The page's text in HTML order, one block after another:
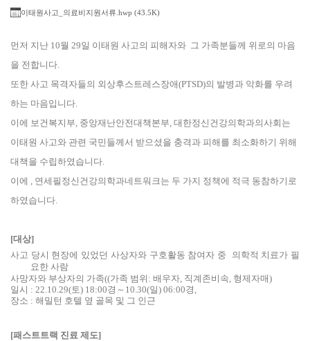
이태원사고_의료비지원서류.hwp (43.5K)
먼저 지난 10월 29일 이태원 사고의 피해자와 그 가족분들께 위로의 마음
을 전합니다.
또한 사고 목격자들의 외상후스트레스장애(PTSD)의 발병과 악화를 우려
하는 마음입니다.
이에 보건복지부, 중앙재난안전대책본부, 대한정신건강의학과의사회는
이태원 사고와 관련 국민들께서 받으셨을 충격과 피해를 최소화하기 위해
대책을 수립하였습니다.
이에 , 연세필정신건강의학과네트워크는 두 가지 정책에 적극 동참하기로
하였습니다.
[대상]
사고 당시 현장에 있었던 사상자와 구호활동 참여자 중 의학적 치료가 필
요한 사람
사망자와 부상자의 가족((가족 범위: 배우자, 직계존비속, 형제자매)
일시 : 22.10.29(토) 18:00경 ～10.30(일) 06:00경 ,
장소 : 해밀턴 호텔 옆 골목 및 그 인근
[패스트트랙 진료 제도]